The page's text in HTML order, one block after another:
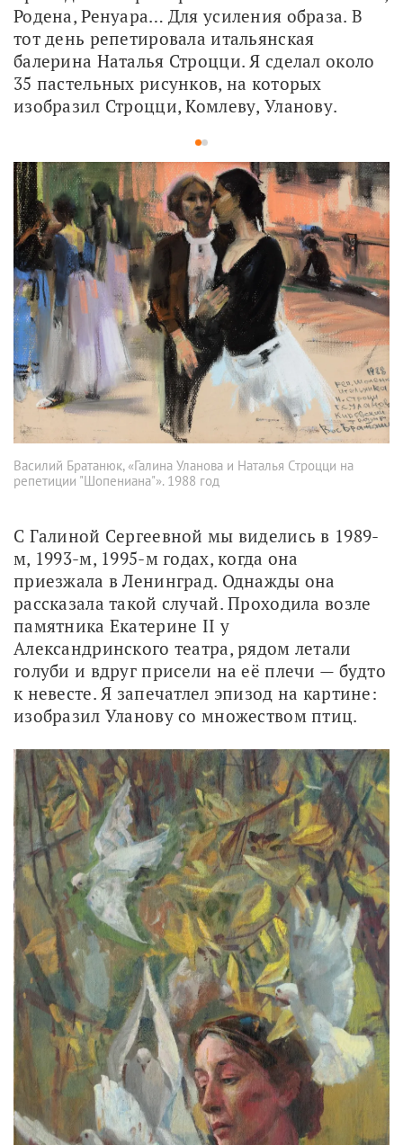
Родена, Ренуара… Для усиления образа. В
тот день репетировала итальянская
балерина Наталья Строцци. Я сделал около
35 пастельных рисунков, на которых
изобразил Строцци, Комлеву, Уланову.
12
Василий Братанюк, «Галина Уланова и Наталья Строцци на
репетиции "Шопениана"». 1988 год
С Галиной Сергеевной мы виделись в 1989-
м, 1993-м, 1995-м годах, когда она
приезжала в Ленинград. Однажды она
рассказала такой случай. Проходила возле
памятника Екатерине II у
Александринского театра, рядом летали
голуби и вдруг присели на её плечи — будто
к невесте. Я запечатлел эпизод на картине:
изобразил Уланову со множеством птиц.